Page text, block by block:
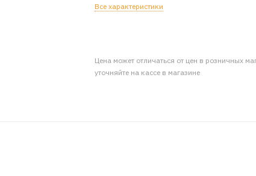
Все характеристики
Цена может отличаться от цен в розничных
уточняйте на кассе в магазине